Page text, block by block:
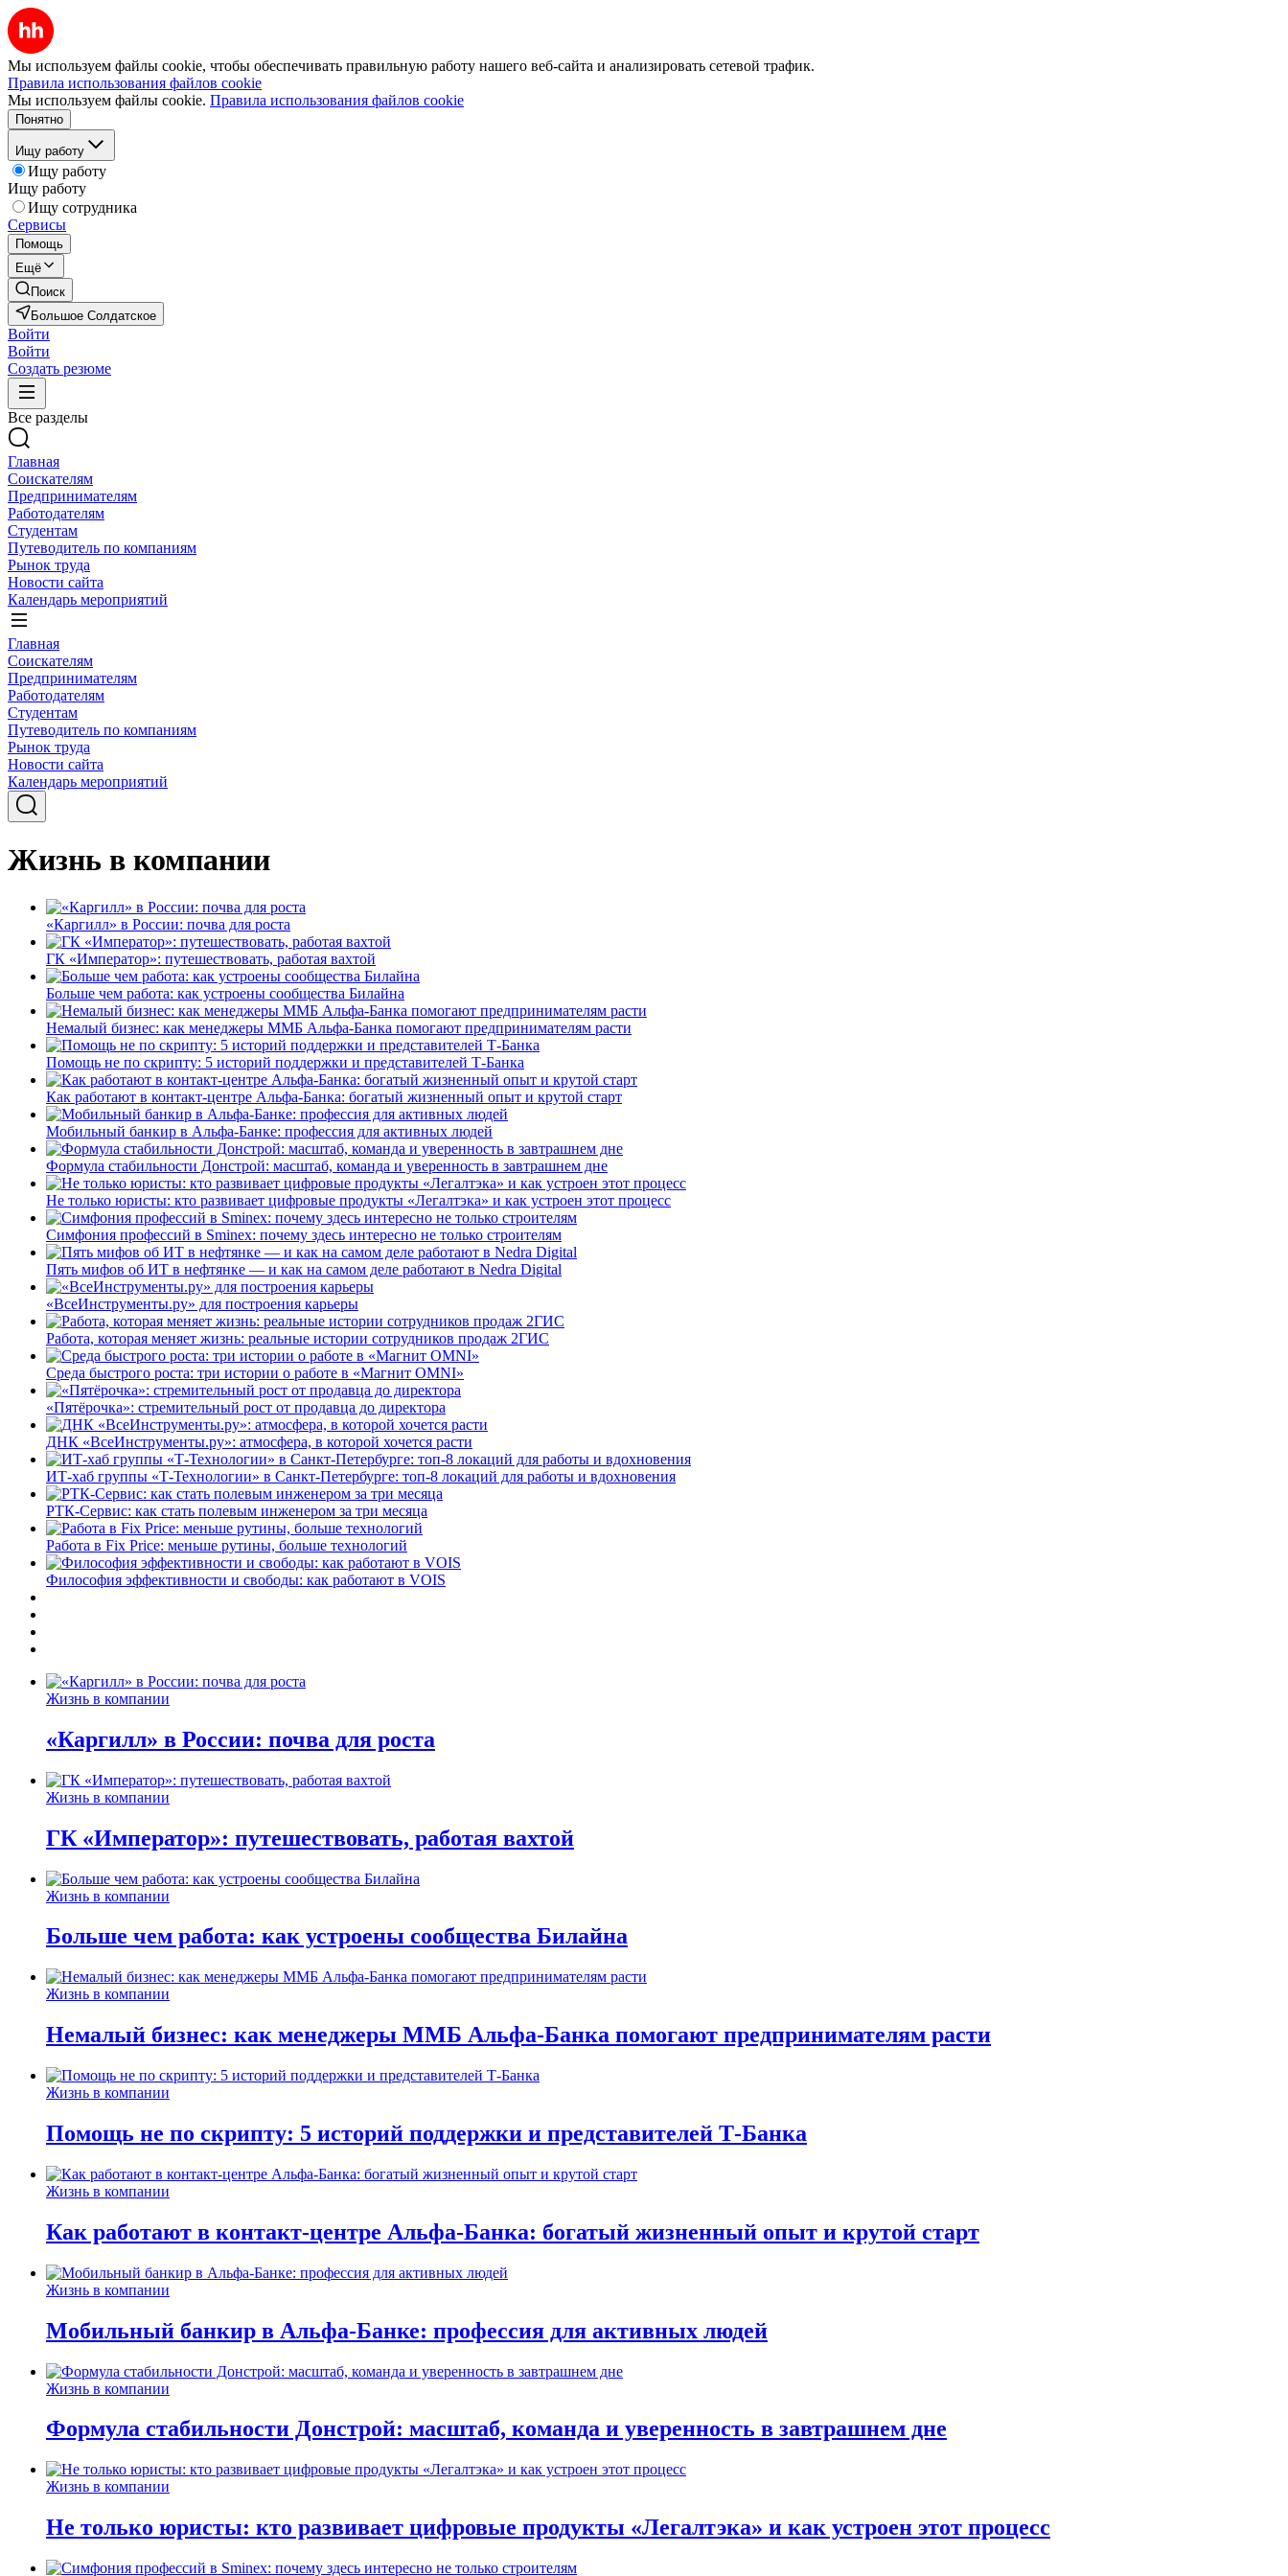
Мы используем файлы cookie, чтобы обеспечивать правильную работу нашего веб-сайта и анализировать сетевой трафик.
Правила использования файлов cookie
Мы используем файлы cookie. Правила использования файлов cookie
Понятно
Ищу работу
Ищу работу
Ищу работу
Ищу сотрудника
Сервисы
Помощь
Ещё
Поиск
Большое Солдатское
Войти
Войти
Создать резюме
Все разделы
Главная
Соискателям
Предпринимателям
Работодателям
Студентам
Путеводитель по компаниям
Рынок труда
Новости сайта
Календарь мероприятий
Главная
Соискателям
Предпринимателям
Работодателям
Студентам
Путеводитель по компаниям
Рынок труда
Новости сайта
Календарь мероприятий
Жизнь в компании
«Каргилл» в России: почва для роста
ГК «Император»: путешествовать, работая вахтой
Больше чем работа: как устроены сообщества Билайна
Немалый бизнес: как менеджеры ММБ Альфа-Банка помогают предпринимателям расти
Помощь не по скрипту: 5 историй поддержки и представителей Т-Банка
Как работают в контакт-центре Альфа-Банка: богатый жизненный опыт и крутой старт
Мобильный банкир в Альфа-Банке: профессия для активных людей
Формула стабильности Донстрой: масштаб, команда и уверенность в завтрашнем дне
Не только юристы: кто развивает цифровые продукты «Легалтэка» и как устроен этот процесс
Симфония профессий в Sminex: почему здесь интересно не только строителям
Пять мифов об ИТ в нефтянке — и как на самом деле работают в Nedra Digital
«ВсеИнструменты.ру» для построения карьеры
Работа, которая меняет жизнь: реальные истории сотрудников продаж 2ГИС
Среда быстрого роста: три истории о работе в «Магнит OMNI»
«Пятёрочка»: стремительный рост от продавца до директора
ДНК «ВсеИнструменты.ру»: атмосфера, в которой хочется расти
ИТ-хаб группы «Т-Технологии» в Санкт-Петербурге: топ-8 локаций для работы и вдохновения
РТК-Сервис: как стать полевым инженером за три месяца
Работа в Fix Price: меньше рутины, больше технологий
Философия эффективности и свободы: как работают в VOIS
Жизнь в компании
«Каргилл» в России: почва для роста
Жизнь в компании
ГК «Император»: путешествовать, работая вахтой
Жизнь в компании
Больше чем работа: как устроены сообщества Билайна
Жизнь в компании
Немалый бизнес: как менеджеры ММБ Альфа-Банка помогают предпринимателям расти
Жизнь в компании
Помощь не по скрипту: 5 историй поддержки и представителей Т-Банка
Жизнь в компании
Как работают в контакт-центре Альфа-Банка: богатый жизненный опыт и крутой старт
Жизнь в компании
Мобильный банкир в Альфа-Банке: профессия для активных людей
Жизнь в компании
Формула стабильности Донстрой: масштаб, команда и уверенность в завтрашнем дне
Жизнь в компании
Не только юристы: кто развивает цифровые продукты «Легалтэка» и как устроен этот процесс